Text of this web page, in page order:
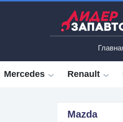
Mercedes Renault
Mazda